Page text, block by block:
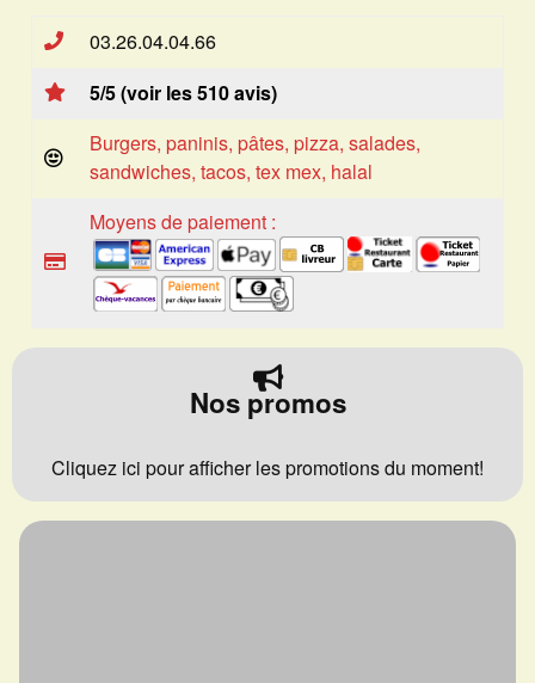
03.26.04.04.66
5/5 (voir les 510 avis)
Burgers, paninis, pâtes, pizza, salades,
sandwiches, tacos, tex mex, halal
Moyens de paiement :
Nos promos
Cliquez ici pour afficher les promotions du moment!